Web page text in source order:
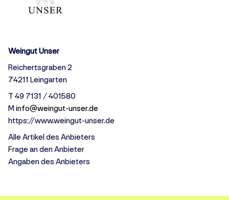
Weingut Unser
Reichertsgraben 2
74211 Leingarten
T 49 7131 / 401580
Minfo@weingut-unser.de
https://www.weingut-unser.de
Alle Artikel des Anbieters
Frage an den Anbieter
Angaben des Anbieters